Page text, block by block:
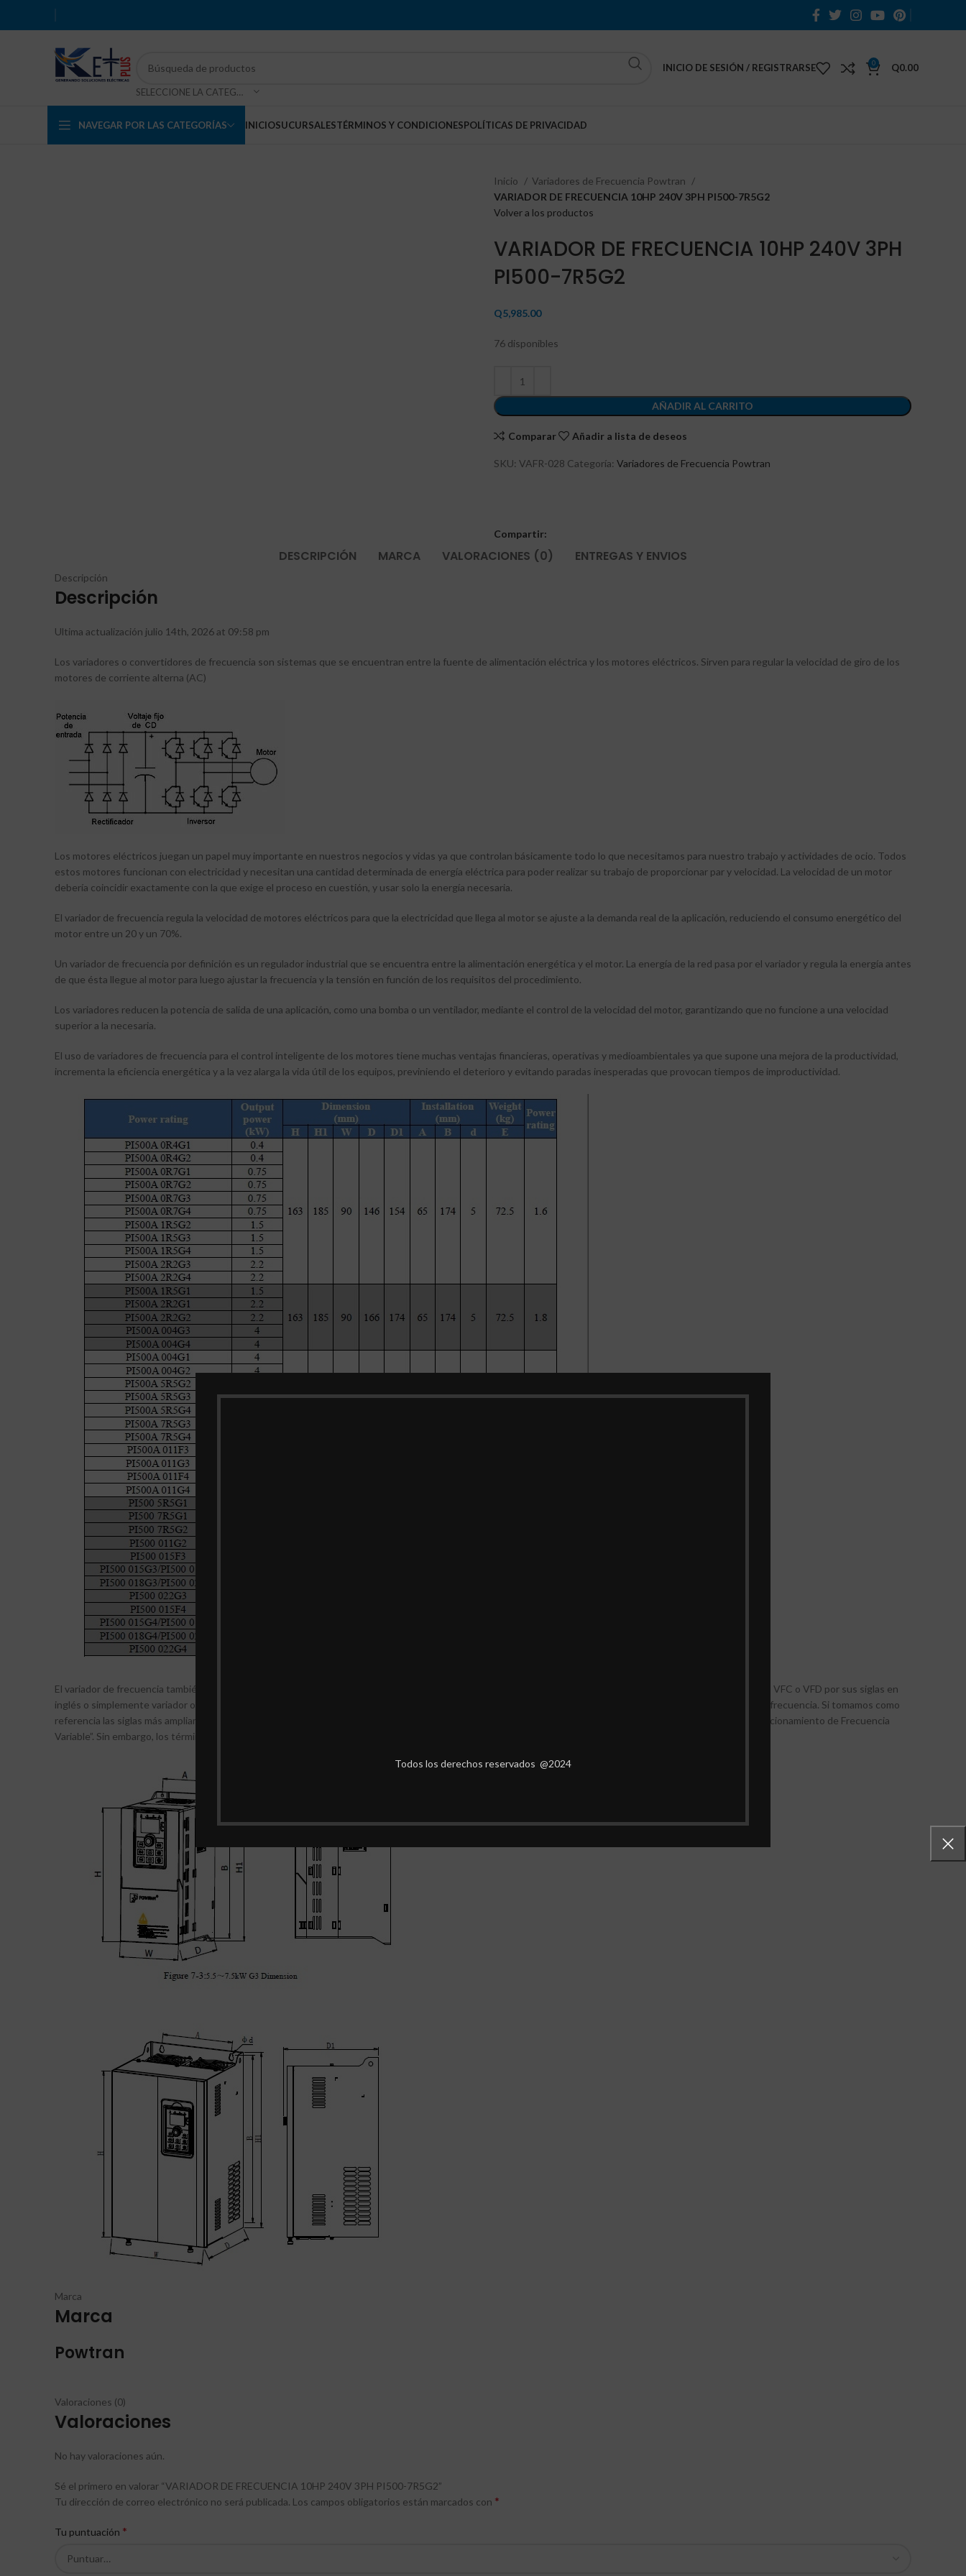
Todos los derechos reservados @2024
SELECCIONE LA CATEGORÍA
INICIO DE SESIÓN / REGISTRARSE 0 Q0.00
NAVEGAR POR LAS CATEGORÍAS INICIOSUCURSALESTÉRMINOS Y CONDICIONESPOLÍTICAS DE PRIVACIDAD
Inicio
Variadores de Frecuencia Powtran
VARIADOR DE FRECUENCIA 10HP 240V 3PH PI500-7R5G2
Volver a los productos
VARIADOR DE FRECUENCIA 10HP 240V 3PH
PI500-7R5G2
Q5,985.00
76 disponibles
AÑADIR AL CARRITO
Comparar Añadir a lista de deseos
SKU: VAFR-028 Categoría: Variadores de Frecuencia Powtran
Compartir:
DESCRIPCIÓN MARCA VALORACIONES (0) ENTREGAS Y ENVIOS
Descripción
Descripción
Ultima actualización julio 14th, 2026 at 09:58 pm
Los variadores o convertidores de frecuencia son sistemas que se encuentran entre la fuente de alimentación eléctrica y los motores eléctricos. Sirven para regular la velocidad de giro de los
motores de corriente alterna (AC)
Los motores eléctricos juegan un papel muy importante en nuestros negocios y vidas ya que controlan básicamente todo lo que necesitamos para nuestro trabajo y actividades de ocio. Todos
estos motores funcionan con electricidad y necesitan una cantidad determinada de energía eléctrica para poder realizar su trabajo de proporcionar par y velocidad. La velocidad de un motor
debería coincidir exactamente con la que exige el proceso en cuestión, y usar solo la energía necesaria.
El variador de frecuencia regula la velocidad de motores eléctricos para que la electricidad que llega al motor se ajuste a la demanda real de la aplicación, reduciendo el consumo energético del
motor entre un 20 y un 70%.
Un variador de frecuencia por definición es un regulador industrial que se encuentra entre la alimentación energética y el motor. La energía de la red pasa por el variador y regula la energía antes
de que ésta llegue al motor para luego ajustar la frecuencia y la tensión en función de los requisitos del procedimiento.
Los variadores reducen la potencia de salida de una aplicación, como una bomba o un ventilador, mediante el control de la velocidad del motor, garantizando que no funcione a una velocidad
superior a la necesaria.
El uso de variadores de frecuencia para el control inteligente de los motores tiene muchas ventajas financieras, operativas y medioambientales ya que supone una mejora de la productividad,
incrementa la eficiencia energética y a la vez alarga la vida útil de los equipos, previniendo el deterioro y evitando paradas inesperadas que provocan tiempos de improductividad.
El variador de frecuencia también es conocido como convertidor de frecuencia de corriente alterna, convertidor de velocidad variable, variador de velocidad, VSD, VFC o VFD por sus siglas en
inglés o simplemente variador o convertidor. A menudo hay confusiones sobre la diferencia entre variador de velocidad y variador de frecuencia o convertidor de frecuencia. Si tomamos como
referencia las siglas más ampliamente usadas a nivel internacional (“VFD” del inglés “Variable Frequency Drive”), y lo traducimos literalmente, nos conduciría a “Accionamiento de Frecuencia
Variable”. Sin embargo, los términos más utilizados actualmente en nuestro país son convertidor de frecuencia y variador de frecuencia.
Marca
Marca
Powtran
Valoraciones (0)
Valoraciones
No hay valoraciones aún.
Sé el primero en valorar “VARIADOR DE FRECUENCIA 10HP 240V 3PH PI500-7R5G2”
Tu dirección de correo electrónico no será publicada. Los campos obligatorios están marcados con *
Tu puntuación *